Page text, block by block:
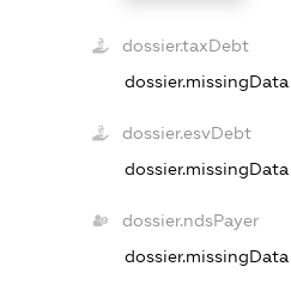
dossier.taxDebt
dossier.missingData
dossier.esvDebt
dossier.missingData
dossier.ndsPayer
dossier.missingData